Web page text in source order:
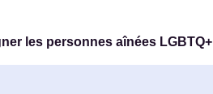
les personnes aînées LGBTQ+